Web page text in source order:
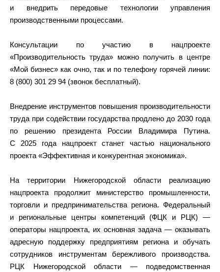
и внедрить передовые технологии управления
производственными процессами.
Консультации по участию в нацпроекте
«Производительность труда» можно получить в центре
«Мой бизнес» как очно, так и по телефону горячей линии:
8 (800) 301 29 94 (звонок бесплатный).
Внедрение инструментов повышения производительности
труда при содействии государства продлено до 2030 года
по решению президента России Владимира Путина.
С 2025 года нацпроект станет частью национального
проекта «Эффективная и конкурентная экономика».
На территории Нижегородской области реализацию
нацпроекта продолжит министерство промышленности,
торговли и предпринимательства региона. Федеральный
и региональные центры компетенций (ФЦК и РЦК) —
операторы нацпроекта, их основная задача — оказывать
адресную поддержку предприятиям региона и обучать
сотрудников инструментам бережливого производства.
РЦК Нижегородской области — подведомственная